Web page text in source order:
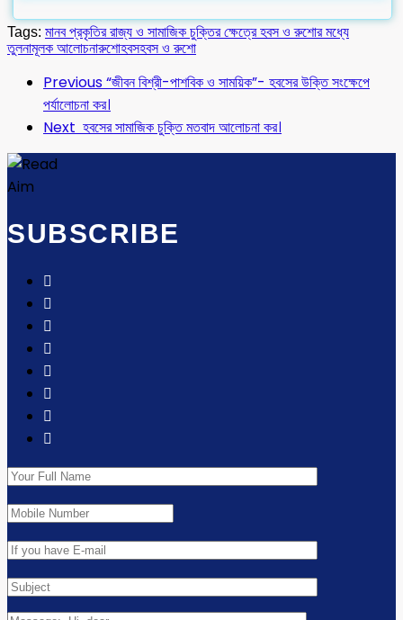
Tags: মানব প্রকৃতির রাজ্য ও সামাজিক চুক্তির ক্ষেত্রে হবস ও রুশোর মধ্যে
তুলনামূলক আলোচনারুশোহবসহবস ও রুশো
Previous“জীবন বিশ্রী-পাশবিক ও সাময়িক”- হবসের উক্তি সংক্ষেপে
পর্যালোচনা কর।
Next হবসের সামাজিক ‍চুক্তি মতবাদ আলোচনা কর।
SUBSCRIBE